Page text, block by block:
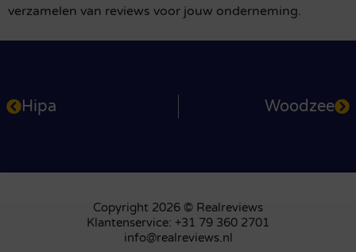
verzamelen van reviews voor jouw onderneming.
Hipa Woodzee
Copyright 2026 © Realreviews
Klantenservice: +31 79 360 2701
info@realreviews.nl